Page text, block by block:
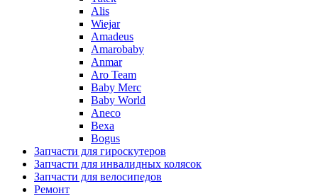
Alis
Wiejar
Amadeus
Amarobaby
Anmar
Aro Team
Baby Merc
Baby World
Aneco
Bexa
Bogus
Запчасти для гироскутеров
Запчасти для инвалидных колясок
Запчасти для велосипедов
Ремонт